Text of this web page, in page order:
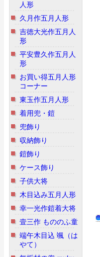
人形
久月作五月人形
吉徳大光作五月人
形
平安豊久作五月人
形
お買い得五月人形
コーナー
東玉作五月人形
着用兜・鎧
兜飾り
収納飾り
鎧飾り
ケース飾り
子供大将
木目込み五月人形
幸一光作鎧着大将
壹三作 もののふ童
端午木目込 颯（は
やて）